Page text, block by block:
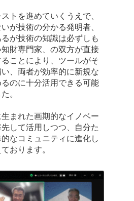
トを進めていくうえで、
が技術の分かる発明者、
が技術の知識は必ずしも
財専門家、の双方が直接
ことにより、ツールがそ
、両者が効率的に新規な
のに十分活用できる可能
。
まれた画期的なイノベー
して活用しつつ、自分た
なコミュニティに進化し
おります。